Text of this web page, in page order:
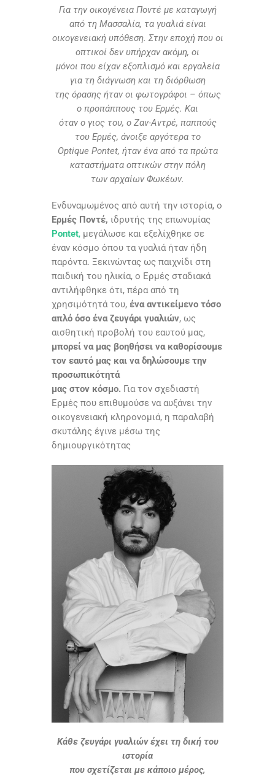
Για την οικογένεια Ποντέ με καταγωγή
από τη Μασσαλία, τα γυαλιά είναι
οικογενειακή υπόθεση. Στην εποχή που οι
οπτικοί δεν υπήρχαν ακόμη, οι
μόνοι που είχαν εξοπλισμό και εργαλεία
για τη διάγνωση και τη διόρθωση
της όρασης ήταν οι φωτογράφοι – όπως
ο προπάππους του Ερμές. Και
όταν ο γιος του, ο Ζαν-Αντρέ, παππούς
του Ερμές, άνοιξε αργότερα το
Optique Pontet, ήταν ένα από τα πρώτα
καταστήματα οπτικών στην πόλη
των αρχαίων Φωκέων.
Ενδυναμωμένος από αυτή την ιστορία, ο
Ερμές Ποντέ, ιδρυτής της επωνυμίας
Pontet, μεγάλωσε και εξελίχθηκε σε
έναν κόσμο όπου τα γυαλιά ήταν ήδη
παρόντα. Ξεκινώντας ως παιχνίδι στη
παιδική του ηλικία, ο Ερμές σταδιακά
αντιλήφθηκε ότι, πέρα από τη
χρησιμότητά του, ένα αντικείμενο τόσο
απλό όσο ένα ζευγάρι γυαλιών, ως
αισθητική προβολή του εαυτού μας,
μπορεί να μας βοηθήσει να καθορίσουμε
τον εαυτό μας και να δηλώσουμε την
προσωπικότητά
μας στον κόσμο. Για τον σχεδιαστή
Ερμές που επιθυμούσε να αυξάνει την
οικογενειακή κληρονομιά, η παραλαβή
σκυτάλης έγινε μέσω της
δημιουργικότητας
Κάθε ζευγάρι γυαλιών έχει τη δική του
ιστορία
που σχετίζεται με κάποιο μέρος,